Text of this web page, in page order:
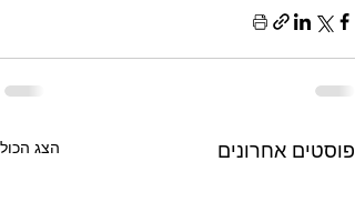
פוסטים אחרונים הצג הכול